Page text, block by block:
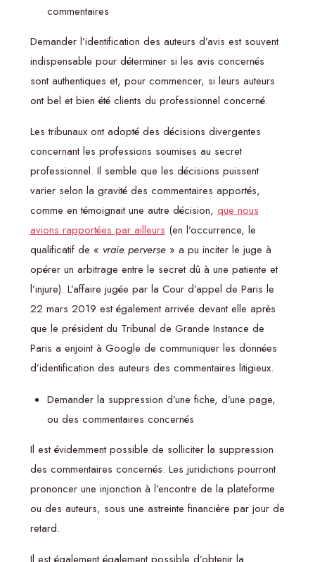
commentaires
Demander l’identification des auteurs d’avis est souvent
indispensable pour déterminer si les avis concernés
sont authentiques et, pour commencer, si leurs auteurs
ont bel et bien été clients du professionnel concerné.
Les tribunaux ont adopté des décisions divergentes
concernant les professions soumises au secret
professionnel. Il semble que les décisions puissent
varier selon la gravité des commentaires apportés,
comme en témoignait une autre décision, que nous
avions rapportées par ailleurs (en l’occurrence, le
qualificatif de « vraie perverse» a pu inciter le juge à
opérer un arbitrage entre le secret dû à une patiente et
l’injure). L’affaire jugée par la Cour d’appel de Paris le
22 mars 2019 est également arrivée devant elle après
que le président du Tribunal de Grande Instance de
Paris a enjoint à Google de communiquer les données
d’identification des auteurs des commentaires litigieux.
Demander la suppression d’une fiche, d’une page,
ou des commentaires concernés
Il est évidemment possible de solliciter la suppression
des commentaires concernés. Les juridictions pourront
prononcer une injonction à l’encontre de la plateforme
ou des auteurs, sous une astreinte financière par jour de
retard.